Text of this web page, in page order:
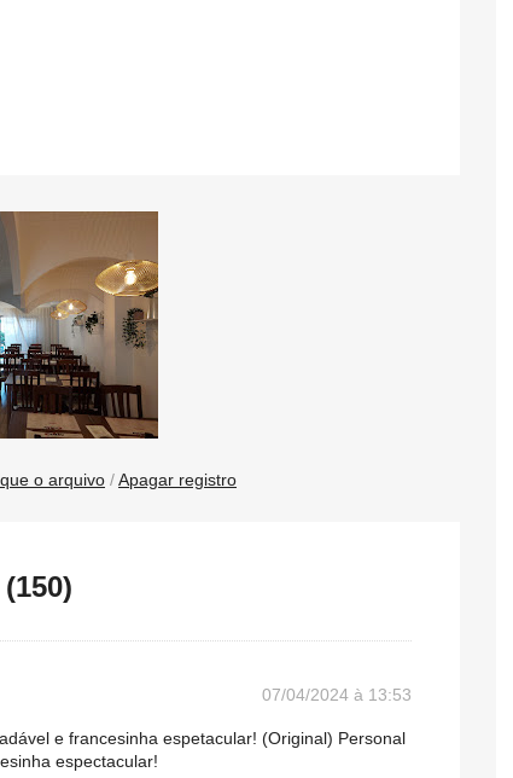
o arquivo /Apagar registro
07/04/2024 à 13:53
e francesinha espetacular! (Original) Personal
espectacular!